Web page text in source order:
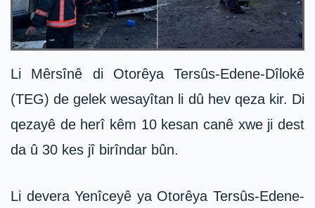
Li Mêrsînê di Otorêya Tersûs-Edene-Dîlokê
(TEG) de gelek wesayîtan li dû hev qeza kir. Di
qezayê de herî kêm 10 kesan canê xwe ji dest
da û 30 kes jî birîndar bûn.
Li devera Yenîceyê ya Otorêya Tersûs-Edene-